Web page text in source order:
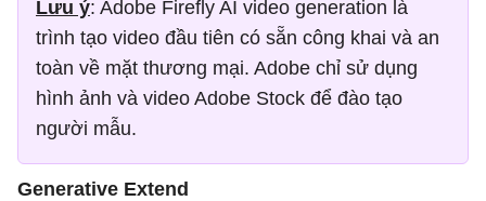
Lưu ý: Adobe Firefly AI video generation là
trình tạo video đầu tiên có sẵn công khai và an
toàn về mặt thương mại. Adobe chỉ sử dụng
hình ảnh và video Adobe Stock để đào tạo
người mẫu.
Generative Extend